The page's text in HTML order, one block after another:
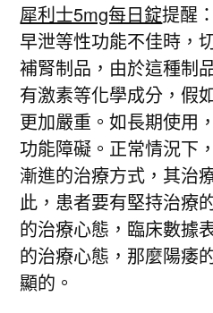
犀利士5mg每日錠提醒
早泄等性功能不佳時，
補腎制品，由於這種制
有激素等化學成分，假
更加嚴重。如長期使用
功能障礙。正常情況下
漸進的治療方式，其治
此，患者要有堅持治療
的治療心態，臨床數據
的治療心態，那麼陽痿
顯的。